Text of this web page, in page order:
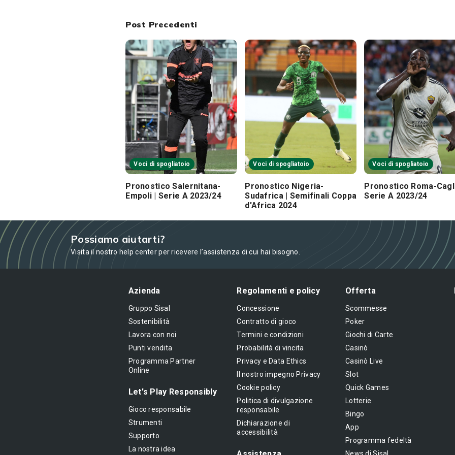
Post Precedenti
Voci di spogliatoio
Pronostico Salernitana-
Empoli | Serie A 2023/24
Voci di spogliatoio
Pronostico Nigeria-
Sudafrica | Semifinali Coppa
d'Africa 2024
Voci di spogliatoio
Pronostico Roma-
Serie A 2023/24
Possiamo aiutarti?
Visita il nostro help center per ricevere l’assistenza di cui hai bisogno.
Azienda
Gruppo Sisal
Sostenibilità
Lavora con noi
Punti vendita
Programma Partner
Online
Let's Play Responsibly
Gioco responsabile
Strumenti
Supporto
La nostra idea
Regolamenti e policy
Concessione
Contratto di gioco
Termini e condizioni
Probabilità di vincita
Privacy e Data Ethics
Il nostro impegno Privacy
Cookie policy
Politica di divulgazione
responsabile
Dichiarazione di
accessibilità
Offerta
Scommesse
Poker
Giochi di Carte
Casinò
Casinò Live
Slot
Quick Games
Lotterie
Bingo
App
Programma fedeltà